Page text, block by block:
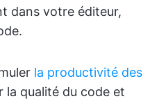
dans votre éditeur,
la productivité des
la qualité du code et